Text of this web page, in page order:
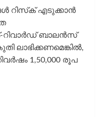
റിസ്‌ക് എടുക്കാന്‍
റിവാര്‍ഡ് ബാലന്‍സ്
ലാഭിക്കണമെങ്കില്‍,
1,50,000 രൂപ